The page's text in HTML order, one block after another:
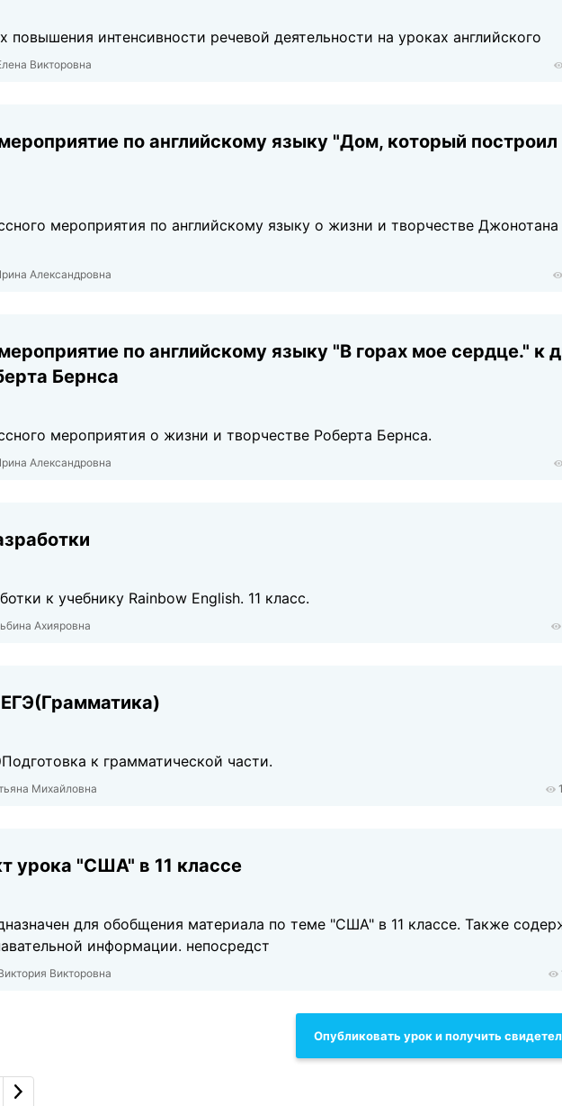
повышения интенсивности речевой деятельности на уроках английского
Викторовна
по английскому языку "Дом, который построил
мероприятия по английскому языку о жизни и творчестве Джонотана
Александровна
по английскому языку "В горах мое сердце." к
Бернса
мероприятия о жизни и творчестве Роберта Бернса.
Александровна
к учебнику Rainbow English. 11 класс.
Ахияровна
к грамматической части.
Михайловна
урока "США" в 11 классе
для обобщения материала по теме "США" в 11 классе. Также
информации. непосредст
Викторовна
Опубликовать урок и получить